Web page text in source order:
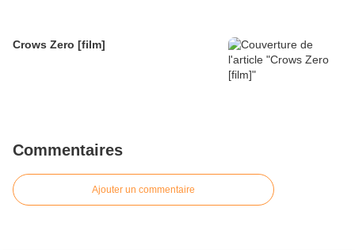
Crows Zero [film]
Commentaires
Ajouter un commentaire